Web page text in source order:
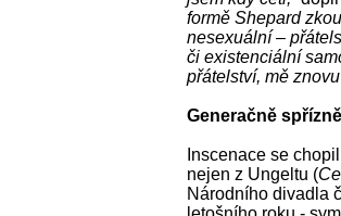
formě Shepard
nesexuální –
či existenciální
přátelství, mě
Generačně
Inscenace se
nejen z Ungeltu (
Národního divadla